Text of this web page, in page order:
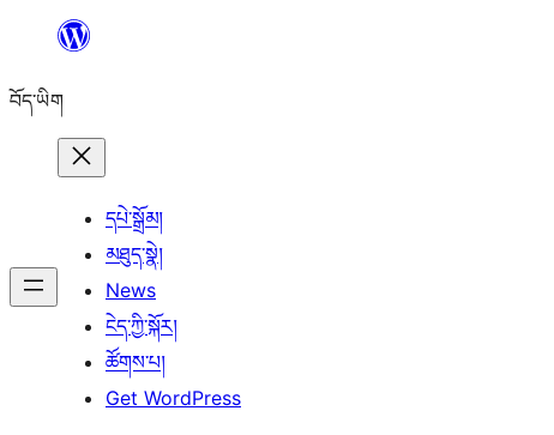
content
བོད་ཡིག
དཔེ་སྒྲོམ།
མཐུད་སྣེ།
News
ངེད་ཀྱི་སྐོར།
ཚོགས་པ།
Get WordPress